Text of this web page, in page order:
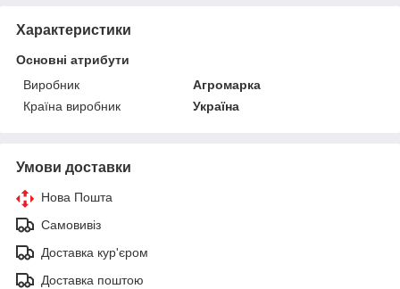
Характеристики
Основні атрибути
Виробник
Агромарка
Країна виробник
Україна
Умови доставки
Нова Пошта
Самовивіз
Доставка кур'єром
Доставка поштою